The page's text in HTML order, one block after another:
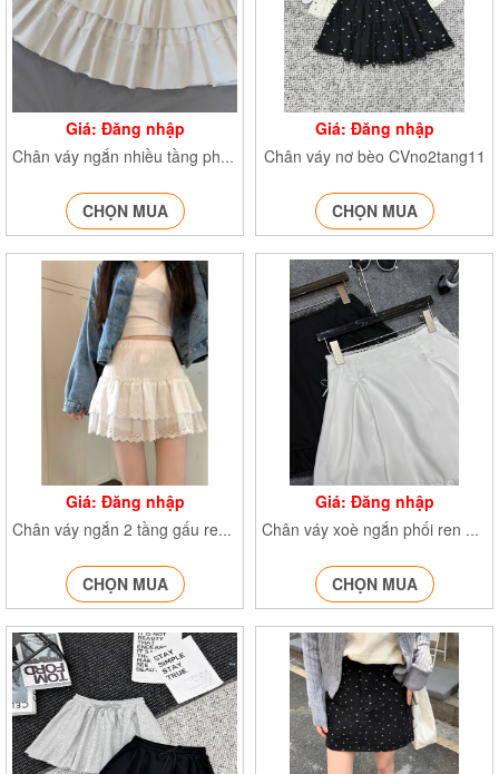
Giá: Đăng nhập
Chân váy ngắn nhiều tầng phối ren CVtangrendinhno6967
CHỌN MUA
Giá: Đăng nhập
Chân váy nơ bèo CVno2tang11
CHỌN MUA
Giá: Đăng nhập
Chân váy ngắn 2 tầng gấu ren CVchunhong6530
CHỌN MUA
Giá: Đăng nhập
Chân váy xoè ngắn phối ren đính nơ CVdinhno051
CHỌN MUA